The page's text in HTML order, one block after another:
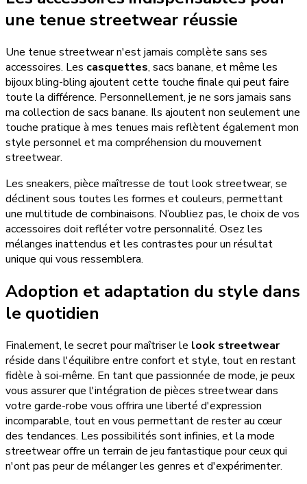
une tenue streetwear réussie
Une tenue streetwear n'est jamais complète sans ses
accessoires. Les casquettes, sacs banane, et même les
bijoux bling-bling ajoutent cette touche finale qui peut faire
toute la différence. Personnellement, je ne sors jamais sans
ma collection de sacs banane. Ils ajoutent non seulement une
touche pratique à mes tenues mais reflètent également mon
style personnel et ma compréhension du mouvement
streetwear.
Les sneakers, pièce maîtresse de tout look streetwear, se
déclinent sous toutes les formes et couleurs, permettant
une multitude de combinaisons. N’oubliez pas, le choix de vos
accessoires doit refléter votre personnalité. Osez les
mélanges inattendus et les contrastes pour un résultat
unique qui vous ressemblera.
Adoption et adaptation du style dans
le quotidien
Finalement, le secret pour maîtriser le look streetwear
réside dans l'équilibre entre confort et style, tout en restant
fidèle à soi-même. En tant que passionnée de mode, je peux
vous assurer que l'intégration de pièces streetwear dans
votre garde-robe vous offrira une liberté d'expression
incomparable, tout en vous permettant de rester au cœur
des tendances. Les possibilités sont infinies, et la mode
streetwear offre un terrain de jeu fantastique pour ceux qui
n'ont pas peur de mélanger les genres et d'expérimenter.